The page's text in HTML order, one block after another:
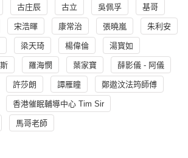
古庄辰 古立 吳佩孚 基哥
宋浩暉 康常治 張曉嵐 朱利安
梁天琦 楊偉倫 湯寳如
羅海憫 葉家寶 薛影儀 - 阿儀
許莎朗 譚雁瞳 鄭遨汶法筠師傅
香港催眠輔導中心 Tim Sir
馬哥老師